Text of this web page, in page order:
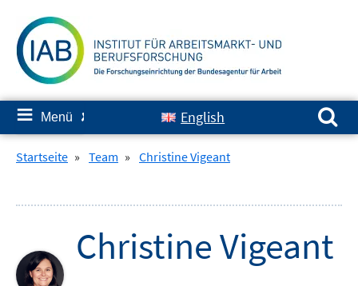
zum
Inhalt
≡ Menü ✘ English
Suchen nach:
Startseite » Team » Christine Vigeant
ChristineVigeant